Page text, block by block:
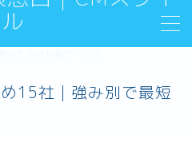
ル
15社｜強み別で最短